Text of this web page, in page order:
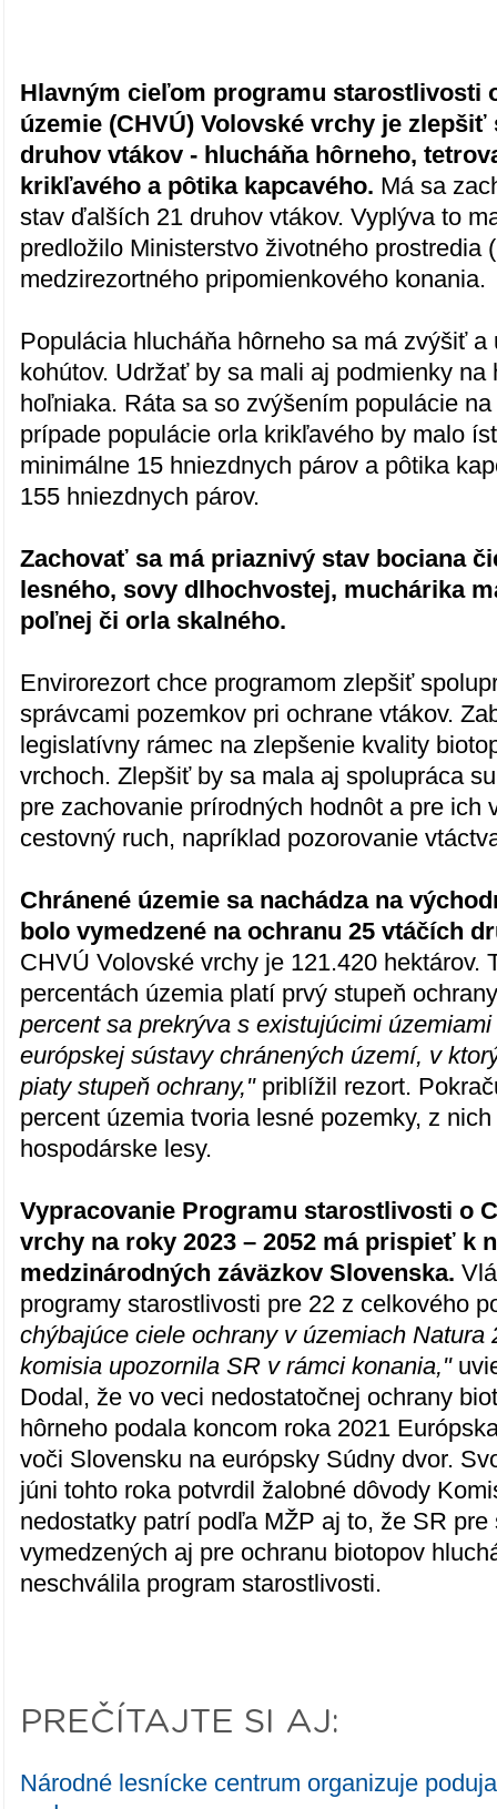
Hlavným cieľom programu starostlivosti
územie (CHVÚ) Volovské vrchy je
druhov vtákov - hlucháňa hôrneho,
krikľavého a pôtika kapcavého. Má sa
stav ďalších 21 druhov vtákov. Vyplýva to
predložilo Ministerstvo životného prostredia
medzirezortného pripomienkového konania.
Populácia hlucháňa hôrneho sa má zvýšiť
kohútov. Udržať by sa mali aj podmienky na
hoľniaka. Ráta sa so zvýšením populácie
prípade populácie orla krikľavého by malo
minimálne 15 hniezdnych párov a pôtika
155 hniezdnych párov.
Zachovať sa má priaznivý stav bociana
lesného, sovy dlhochvostej, muchárika
poľnej či orla skalného.
Envirorezort chce programom zlepšiť
správcami pozemkov pri ochrane vtákov.
legislatívny rámec na zlepšenie kvality
vrchoch. Zlepšiť by sa mala aj spolupráca
pre zachovanie prírodných hodnôt a pre ich
cestovný ruch, napríklad pozorovanie
Chránené územie sa nachádza na
bolo vymedzené na ochranu 25 vtáčích
CHVÚ Volovské vrchy je 121.420 hektárov.
percentách územia platí prvý stupeň
percent sa prekrýva s existujúcimi
európskej sústavy chránených území, v
piaty stupeň ochrany,"priblížil rezort.
percent územia tvoria lesné pozemky, z
hospodárske lesy.
Vypracovanie Programu starostlivosti o
vrchy na roky 2023 – 2052 má prispieť k
medzinárodných záväzkov Slovenska.
programy starostlivosti pre 22 z celkového
chýbajúce ciele ochrany v územiach Natura
komisia upozornila SR v rámci konania,"
Dodal, že vo veci nedostatočnej ochrany
hôrneho podala koncom roka 2021
voči Slovensku na európsky Súdny dvor.
júni tohto roka potvrdil žalobné dôvody
nedostatky patrí podľa MŽP aj to, že SR
vymedzených aj pre ochranu biotopov
neschválila program starostlivosti.
PREČÍTAJTE SI AJ:
Národné lesnícke centrum organizuje